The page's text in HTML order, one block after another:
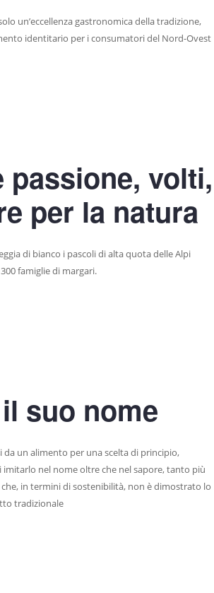
un’eccellenza gastronomica della tradizione,
identitario per i consumatori del Nord-Ovest
passione, volti,
per la natura
di bianco i pascoli di alta quota delle Alpi
famiglie di margari.
suo nome
da un alimento per una scelta di principio,
imitarlo nel nome oltre che nel sapore, tanto più
in termini di sostenibilità, non è dimostrato lo
tradizionale